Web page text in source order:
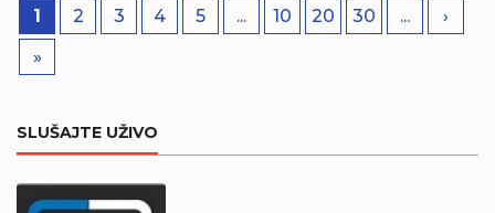
1 2 3 4 5 ... 10 20 30 ...
›
»
SLUŠAJTE UŽIVO